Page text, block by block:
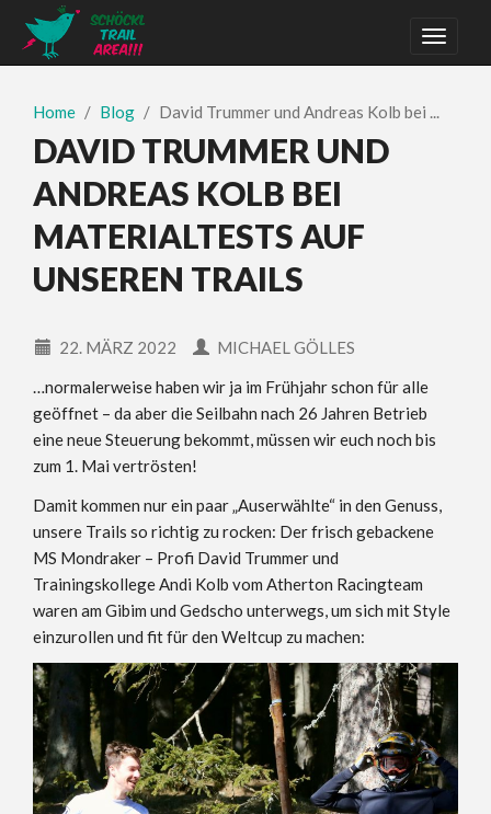
Home Blog David Trummer und Andreas Kolb bei ...
DAVID TRUMMER UND
ANDREAS KOLB BEI
MATERIALTESTS AUF
UNSEREN TRAILS
22. MÄRZ 2022
MICHAEL GÖLLES
…normalerweise haben wir ja im Frühjahr schon für alle
geöffnet – da aber die Seilbahn nach 26 Jahren Betrieb
eine neue Steuerung bekommt, müssen wir euch noch bis
zum 1. Mai vertrösten!
Damit kommen nur ein paar „Auserwählte“ in den Genuss,
unsere Trails so richtig zu rocken: Der frisch gebackene
MS Mondraker – Profi David Trummer und
Trainingskollege Andi Kolb vom Atherton Racingteam
waren am Gibim und Gedscho unterwegs, um sich mit Style
einzurollen und fit für den Weltcup zu machen: